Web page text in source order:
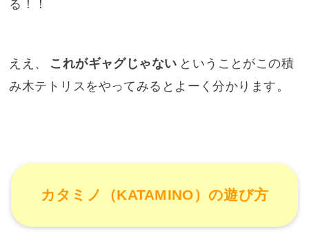
る！！
ええ、 これがギャグじゃない ということがこの積
み木テトリスをやってみるとよーく分かります。
カタミノ（KATAMINO）の遊び方